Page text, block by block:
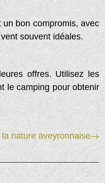
bon compromis, avec
souvent idéales.
offres. Utilisez les
le camping pour obtenir
nature aveyronnaise